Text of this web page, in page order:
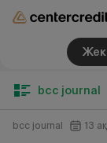
bcc journal
bcc journal 13